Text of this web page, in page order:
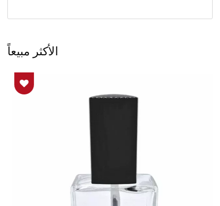
الأكثر مبيعاً